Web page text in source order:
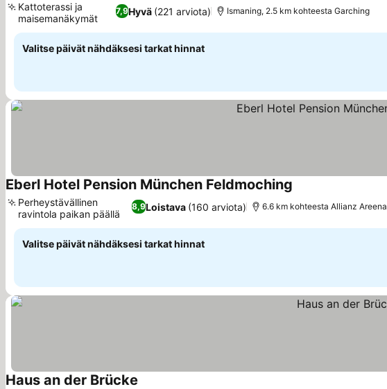
7,9Hyvä (221 arviota)
Kattoterassi ja
maisemanäkymät
Ismaning, 2.5 km kohteesta Garching
Valitse päivät nähdäksesi tarkat hinnat
Eberl Hotel Pension München Feldmoching
8,9Loistava (160 arviota)
Perheystävällinen
ravintola paikan päällä
6.6 km kohteesta Allianz Areena
Valitse päivät nähdäksesi tarkat hinnat
Haus an der Brücke